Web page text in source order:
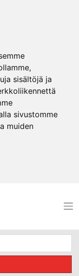
sisältöjä ja
sivustomme
muiden